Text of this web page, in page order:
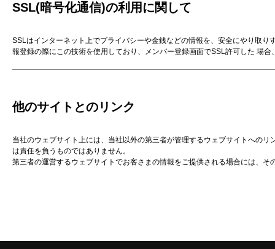
SSL(暗号化通信)の利用に関して
SSLはインターネット上でプライバシーや金銭などの情報を、安全にやり取
報登録の際にこの技術を使用しており、メンバー登録画面でSSL許可した 場
他のサイトとのリンク
当社のウェブサイト上には、当社以外の第三者が管理するウェブサイトへの
は責任を負うものではありません。
第三者の運営するウェブサイトでお客さまの情報をご提供される場合には、